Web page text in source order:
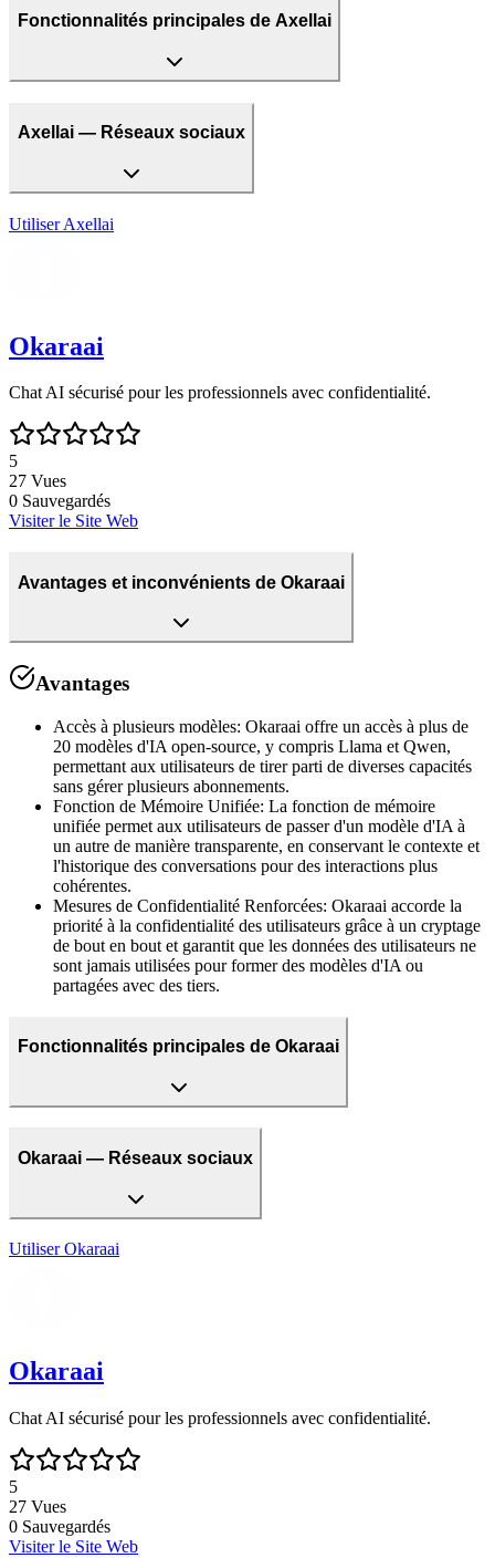
Fonctionnalités principales de Axellai
Axellai — Réseaux sociaux
Utiliser Axellai
Okaraai
Chat AI sécurisé pour les professionnels avec confidentialité.
5
27 Vues
0 Sauvegardés
Visiter le Site Web
Avantages et inconvénients de Okaraai
Avantages
Accès à plusieurs modèles: Okaraai offre un accès à plus de
20 modèles d'IA open-source, y compris Llama et Qwen,
permettant aux utilisateurs de tirer parti de diverses capacités
sans gérer plusieurs abonnements.
Fonction de Mémoire Unifiée: La fonction de mémoire
unifiée permet aux utilisateurs de passer d'un modèle d'IA à
un autre de manière transparente, en conservant le contexte et
l'historique des conversations pour des interactions plus
cohérentes.
Mesures de Confidentialité Renforcées: Okaraai accorde la
priorité à la confidentialité des utilisateurs grâce à un cryptage
de bout en bout et garantit que les données des utilisateurs ne
sont jamais utilisées pour former des modèles d'IA ou
partagées avec des tiers.
Fonctionnalités principales de Okaraai
Okaraai — Réseaux sociaux
Utiliser Okaraai
Okaraai
Chat AI sécurisé pour les professionnels avec confidentialité.
5
27 Vues
0 Sauvegardés
Visiter le Site Web